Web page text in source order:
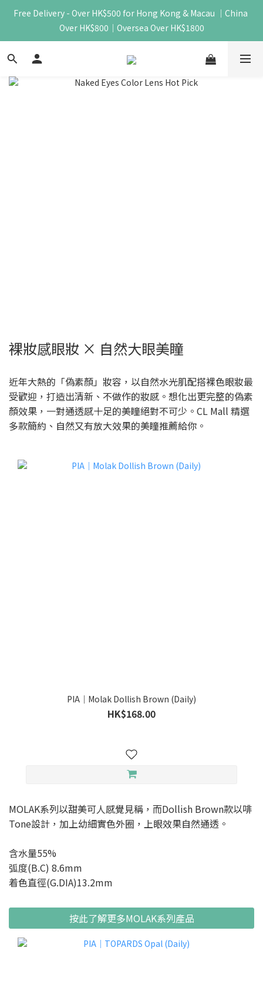
Free Delivery - Over HK$500 for Hong Kong & Macau ｜China
Over HK$800｜Oversea Over HK$1800
裸妝感眼妝 × 自然大眼美瞳
近年大熱的「偽素顏」妝容，以自然水光肌配搭裸色眼妝最
受歡迎，打造出清新、不做作的妝感。想化出更完整的偽素
顏效果，一對通透感十足的美瞳絕對不可少。CL Mall 精選
多款簡約、自然又有放大效果的美瞳推薦給你。
PIA｜Molak Dollish Brown (Daily)
HK$168.00
MOLAK系列以甜美可人感覺見稱，而Dollish Brown款以啡
Tone設計，加上幼細實色外圈，上眼效果自然通透。
含水量55%
弧度(B.C) 8.6mm
着色直徑(G.DIA)13.2mm
按此了解更多MOLAK系列產品